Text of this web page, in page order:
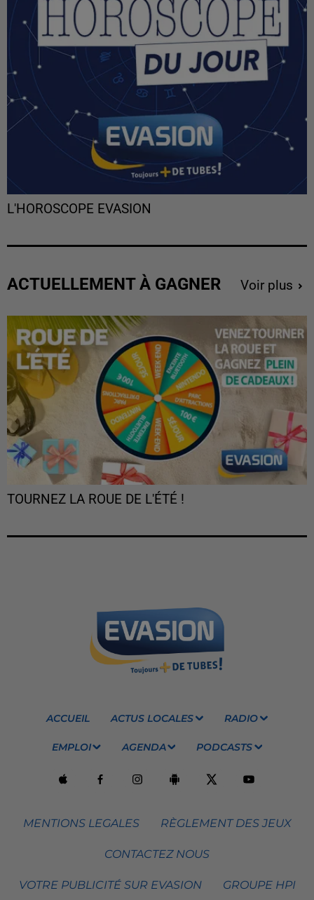
L'HOROSCOPE EVASION
ACTUELLEMENT À GAGNER Voir plus
TOURNEZ LA ROUE DE L'ÉTÉ !
ACCUEIL ACTUS LOCALES RADIO
EMPLOI AGENDA PODCASTS
MENTIONS LEGALES RÈGLEMENT DES JEUX
CONTACTEZ NOUS
VOTRE PUBLICITÉ SUR EVASION GROUPE HPI